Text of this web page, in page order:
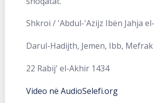
Shkroi / 'Abdul-'Azijz Ibën Jahja
Darul-Hadijth, Jemen, Ibb,
22 Rabij' el-Akhir 1434
Video në AudioSelefi.org